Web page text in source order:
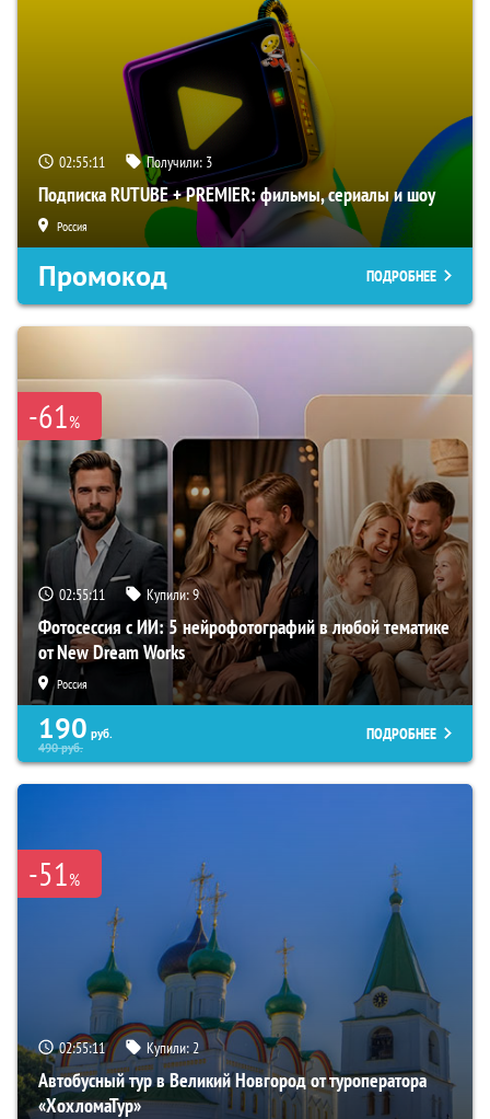
02:55:10 Получили: 3
Подписка RUTUBE + PREMIER: фильмы, сериалы и шоу
Россия
Промокод ПОДРОБНЕЕ
-61%
02:55:10 Купили:9
Фотосессия с ИИ: 5 нейрофотографий в любой тематике
от New Dream Works
Россия
190 руб.
490руб.
ПОДРОБНЕЕ
-51%
02:55:10 Купили:2
Автобусный тур в Великий Новгород от туроператора
«ХохломаТур»